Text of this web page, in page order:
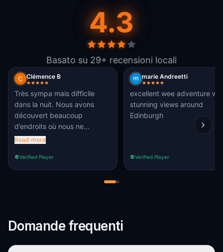
4.3
Basato su 29+ recensioni locali
Clémence B
Très sympa mais difficile
dans la nuit. Nous avons
découvert beaucoup
d’endroits où nous ne
saurions sans doute pas
personnes handicapées.
Read more
Verified Player
marie Andreetti
excellent wee adventure
stunning views around
Edinburgh
Verified Player
Domande frequenti